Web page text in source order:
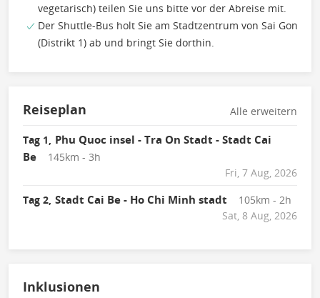
vegetarisch) teilen Sie uns bitte vor der Abreise mit.
Der Shuttle-Bus holt Sie am Stadtzentrum von Sai Gon
(Distrikt 1) ab und bringt Sie dorthin.
Reiseplan Alle erweitern
Tag 1, Phu Quoc insel - Tra On Stadt - Stadt Cai
Be
145km - 3h
Fri, 7 Aug, 2026
Tag 2, Stadt Cai Be - Ho Chi Minh stadt
105km - 2h
Sat, 8 Aug, 2026
Inklusionen